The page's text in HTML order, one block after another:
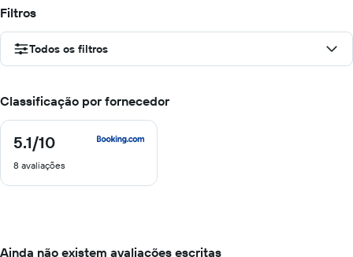
Filtros
Todos os filtros
Classificação por fornecedor
5.1/10
5.1
10
8 avaliações
Ainda não existem avaliações escritas